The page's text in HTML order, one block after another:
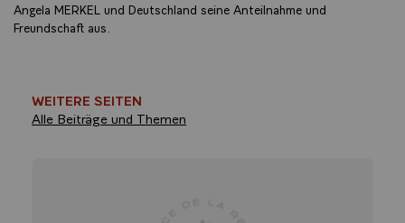
Angela MERKEL und Deutschland seine Anteilnahme und
Freundschaft aus.
WEITERE SEITEN
Alle Beiträge und Themen